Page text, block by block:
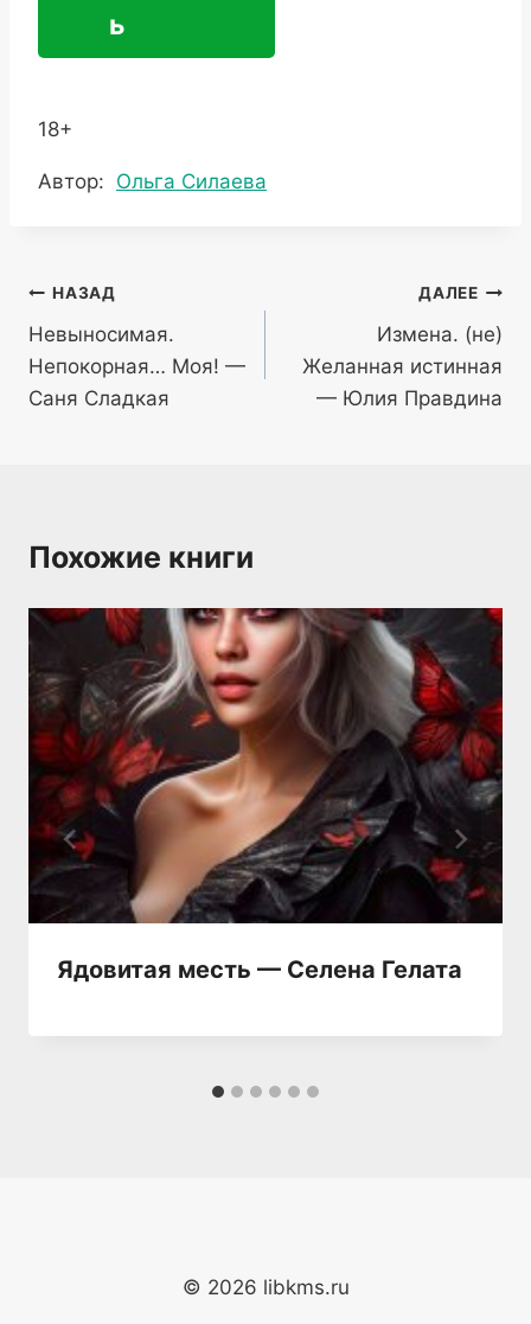
ь
18+
Метки
Автор: Ольга Силаева
Навигация
по
записям
НАЗАД
Невыносимая.
Непокорная… Моя! —
Саня Сладкая
ДАЛЕЕ
Измена. (не)
Желанная истинная
— Юлия Правдина
Похожие книги
Ядовитая месть — Селена Гелата
© 2026 libkms.ru